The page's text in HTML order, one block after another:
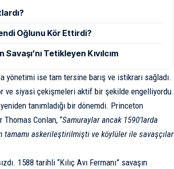
Oğlunu Kör Ettirdi?
Tetikleyen Kıvılcım
yönetimi ise tam tersine barış ve istikrarı sağladı.
ve siyasi çekişmeleri aktif bir şekilde engelliyordu.
tanımladığı bir dönemdi. Princeton
Thomas Conlan, “Samuraylar ancak 1590’larda
tamamı askerileştirilmişti ve köylüler ile savaşçılar
1588 tarihli “Kılıç Avı Fermanı” savaşın